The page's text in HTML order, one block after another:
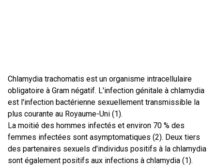
Chlamydia trachomatis est un organisme intracellulaire
obligatoire à Gram négatif. L'infection génitale à chlamydia
est l'infection bactérienne sexuellement transmissible la
plus courante au Royaume-Uni (1).
La moitié des hommes infectés et environ 70 % des
femmes infectées sont asymptomatiques (2). Deux tiers
des partenaires sexuels d'individus positifs à la chlamydia
sont également positifs aux infections à chlamydia (1).